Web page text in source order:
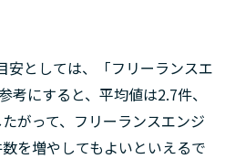
安としては、「フリーランスエ
考にすると、平均値は2.7件、
がって、フリーランスエンジ
を増やしてもよいといえるで